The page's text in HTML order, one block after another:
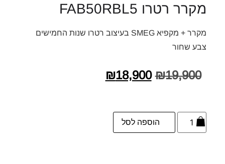
מקרר רטרו FAB50RBL5
מקרר + מקפיא SMEG בעיצוב רטרו שנות החמישים
צבע שחור
₪19,900
₪18,900
הוספה לסל